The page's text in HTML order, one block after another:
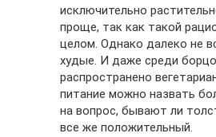
исключительно
проще, так как такой
целом. Однако далеко не
худые. И даже среди
распространено
питание можно назвать
на вопрос, бывают ли
все же положительный.